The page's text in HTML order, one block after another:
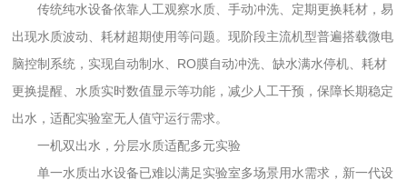
传统纯水设备依靠人工观察水质、手动冲洗、定期更换耗材，易
出现水质波动、耗材超期使用等问题。现阶段主流机型普遍搭载微电
脑控制系统，实现自动制水、RO膜自动冲洗、缺水满水停机、耗材
更换提醒、水质实时数值显示等功能，减少人工干预，保障长期稳定
出水，适配实验室无人值守运行需求。
一机双出水，分层水质适配多元实验
单一水质出水设备已难以满足实验室多场景用水需求，新一代设